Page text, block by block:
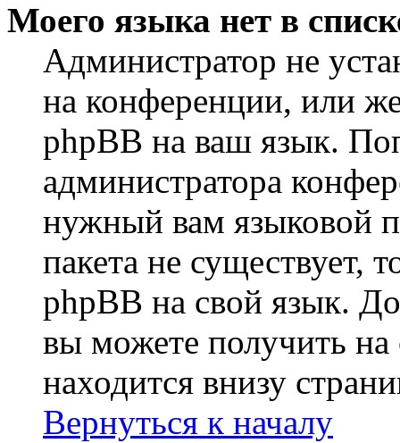
Моего языка нет в
Администратор не
на конференции, или
phpBB на ваш язык.
администратора
нужный вам языковой
пакета не существует,
phpBB на свой язык.
вы можете получить на
находится внизу
Вернуться к началу